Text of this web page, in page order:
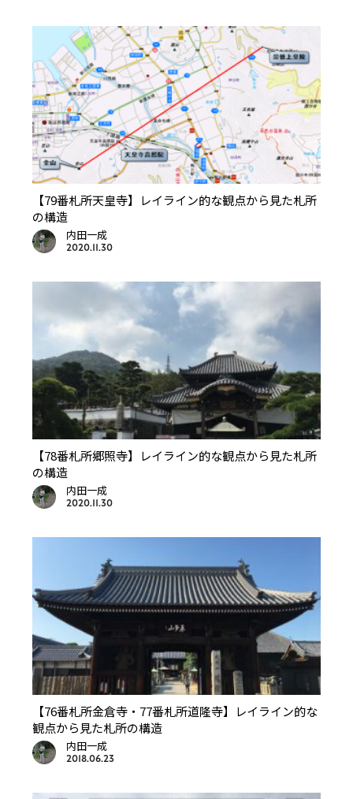
【79番札所天皇寺】レイライン的な観点から見た札所
の構造
内田一成
2020.11.30
【78番札所郷照寺】レイライン的な観点から見た札所
の構造
内田一成
2020.11.30
【76番札所金倉寺・77番札所道隆寺】レイライン的な
観点から見た札所の構造
内田一成
2018.06.23